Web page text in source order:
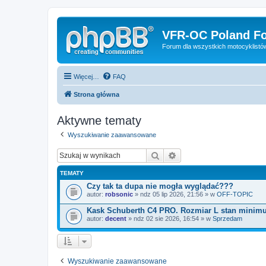
VFR-OC Poland
Forum dla wszystkich
Więcej… FAQ
Strona główna
Aktywne tematy
Wyszukiwanie zaawansowane
Szukaj
TEMATY
Czy tak ta dupa nie mogła wyglądać???
autor: robsonic » ndz 05 lip 2026, 21:56 » w OFF-TOPIC
Kask Schuberth C4 PRO. Rozmiar L stan
autor: decent » ndz 02 sie 2026, 16:54 » w Sprzedam
Wyszukiwanie zaawansowane